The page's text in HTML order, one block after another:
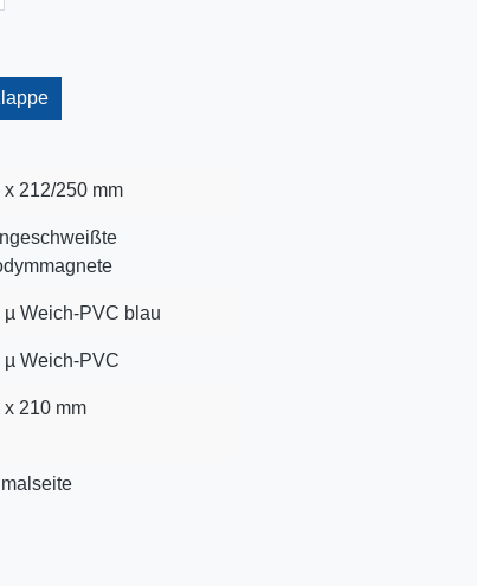
x 212/250 mm
µ Weich-PVC blau
µ Weich-PVC
x 210 mm